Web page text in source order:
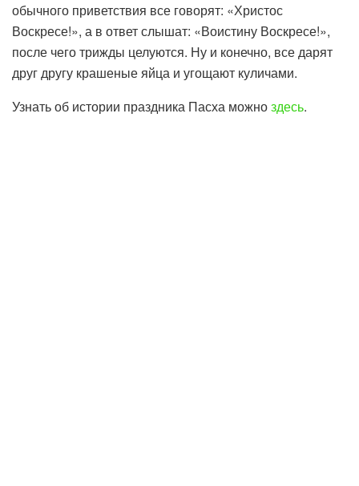
обычного приветствия все говорят: «Христос
Воскресе!», а в ответ слышат: «Воистину Воскресе!»,
после чего трижды целуются. Ну и конечно, все дарят
друг другу крашеные яйца и угощают куличами.
Узнать об истории праздника Пасха можноздесь.